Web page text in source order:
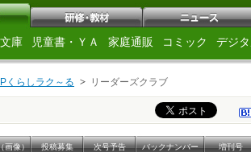
文庫 児童書・ＹＡ 家庭通販 コミック デジ
くらしラク～る リーダーズクラブ
画像） 投稿募集 次号予告 バックナンバー 増刊号